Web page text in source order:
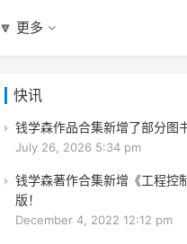
🔽 更多
快讯
钱学森作品合集新增了部分图书
July 26, 2026 5:34 pm
钱学森著作合集新增《工程控
版！
December 4, 2022 12:12 pm